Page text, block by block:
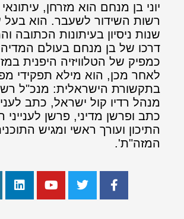
יוני בן מנחם הוא מזרחן,
רשות השידור לשעבר. הוא בעל
שנות ניסיון בעיתונות הכתובה
דרכו של בן מנחם בעולם
כמפיק של הטלוויזיה היפנית
לאחר מכן, הוא מילא תפקידי
בתקשורת הישראלית: מנכ"ל
מנהל רדיו קול ישראל, כתב
כתב ופרשן מדיני, פרשן לענייני
התיכון ועורך ראשי ומגיש
המזה"ת'.